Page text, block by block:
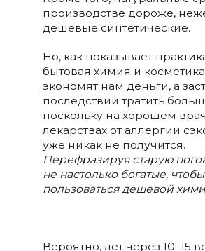
производстве дороже,
дешевые синтетические.
Но, как показывает
бытовая химия и
экономят нам деньги, а
последствии тратить
поскольку на хорошем
лекарствах от аллергии
уже никак не получится.
Перефразируя старую
не настолько богатые, чтобы
пользоваться дешевой
Вероятно, лет через 10–15